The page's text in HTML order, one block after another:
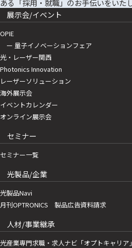
展示会/イベント
OPIE
ー 量子イノベーションフェア
光・レーザー関西
Photonics Innovation
レーザーソリューション
海外展示会
イベントカレンダー
オンライン展示会
セミナー
セミナー一覧
光製品/企業
光製品Navi
月刊OPTRONICS 製品広告資料請求
人材/事業継承
光産業専門求職・求人ナビ「オプトキャリア」